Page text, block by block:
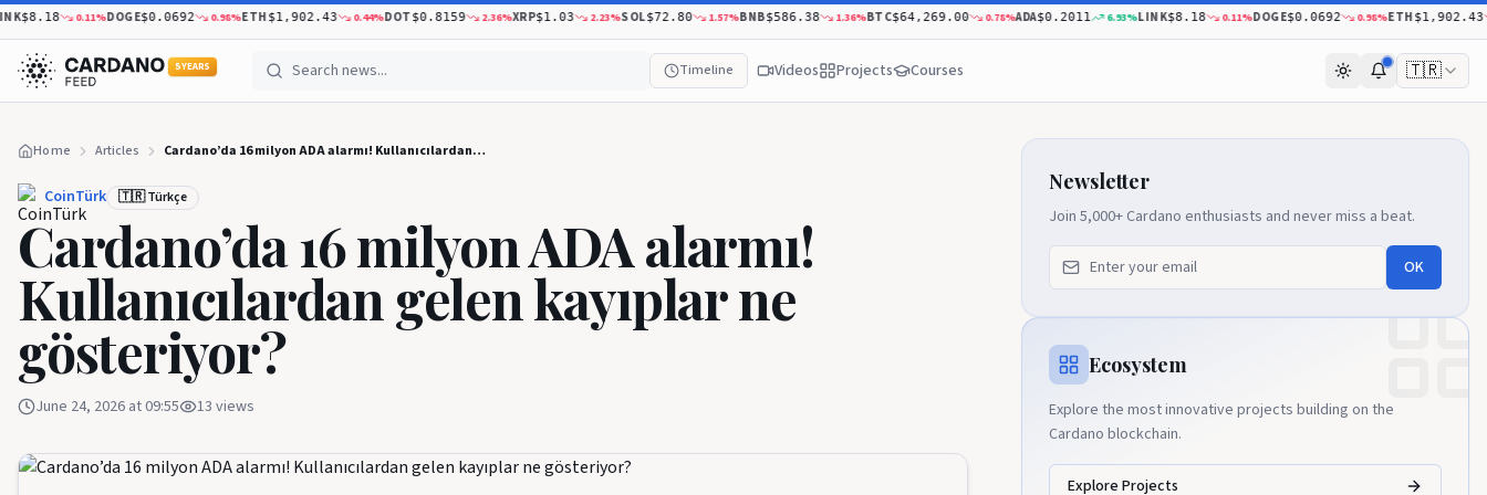
$8.18 0.11%DOGE$0.0692 0.98%ETH$1,902.43 0.44%DOT$0.8159 2.36%XRP$1.03 2.23%SOL$72.80 1.57%BNB$586.38 1.36%BTC$64,269.00 0.78%ADA$0.2011 6.93%LINK$8.18 0.11%DOGE$0.0692 0.98%ETH$1,902.43
5 YEARS Timeline Videos Projects Courses 🇹🇷
Home Articles Cardano’da 16 milyon ADA alarmı! Kullanıcılardan gelen kayıplar ne gösteriyor?
CoinTürk 🇹🇷 Türkçe
Cardano’da 16 milyon ADA alarmı!
Kullanıcılardan gelen kayıplar ne
gösteriyor?
June 24, 2026 at 09:55 13 views
Newsletter
Join 5,000+ Cardano enthusiasts and never miss a beat.
OK
Ecosystem
Explore the most innovative projects building on the
Cardano blockchain.
Explore Projects